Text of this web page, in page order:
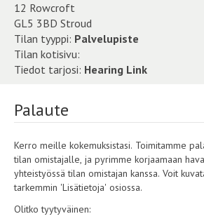
12 Rowcroft
GL5 3BD Stroud
Tilan tyyppi: Palvelupiste
Tilan kotisivu:
Tiedot tarjosi: Hearing Link
Palaute
Kerro meille kokemuksistasi. Toimitamme
tilan omistajalle, ja pyrimme korjaamaan havaitut ongelmat
yhteistyössä tilan omistajan kanssa. Voit
tarkemmin 'Lisätietoja' osiossa.
Olitko tyytyväinen: